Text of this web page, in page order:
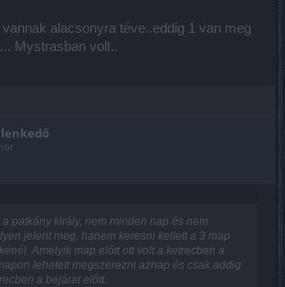
alacsonyra téve..eddig 1 van meg
Mystrasban volt..
patkány király, nem minden nap és nem
jelent meg, hanem keresni kellett a 3 map
Amelyik map előtt ott volt a ketrecben a
lehetett megszerezni aznap és csak addig
a bejárat előtt.